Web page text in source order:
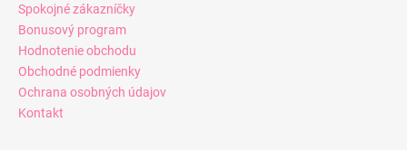
Spokojné zákazníčky
Bonusový program
Hodnotenie obchodu
Obchodné podmienky
Ochrana osobných údajov
Kontakt